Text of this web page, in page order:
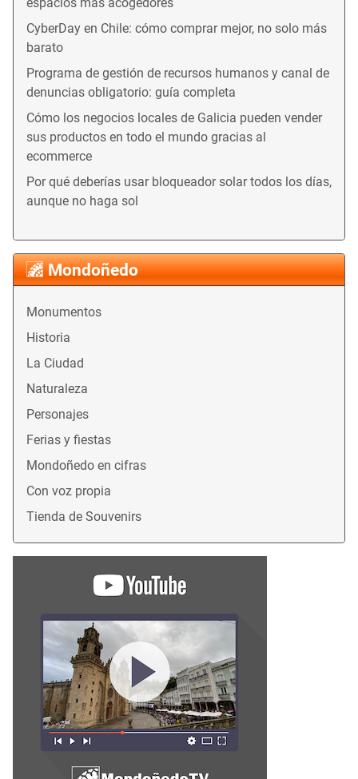
Mondoñedo
Monumentos
Historia
La Ciudad
Naturaleza
Personajes
Ferias y fiestas
Mondoñedo en cifras
Con voz propia
Tienda de Souvenirs
CyberDay en Chile: cómo comprar mejor, no solo más
barato
Programa de gestión de recursos humanos y canal de
denuncias obligatorio: guía completa
Cómo los negocios locales de Galicia pueden vender
sus productos en todo el mundo gracias al
ecommerce
Por qué deberías usar bloqueador solar todos los días,
aunque no haga sol